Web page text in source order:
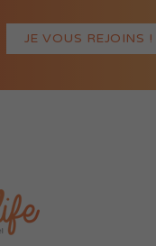
JE VOUS REJOINS !